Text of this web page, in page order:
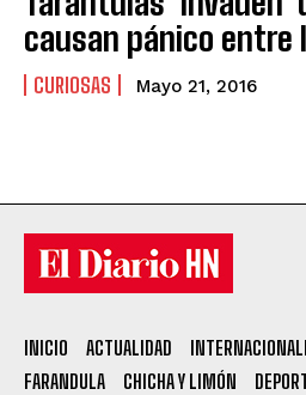
causan pánico entre
CURIOSAS Mayo 21, 2016
INICIO ACTUALIDAD
FARANDULA
CHICHA Y LIMÓN